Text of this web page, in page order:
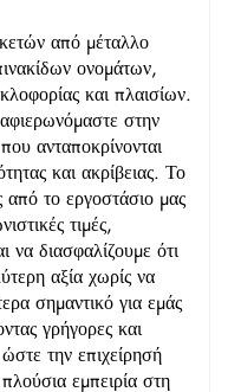
από μέταλλο
ονομάτων,
και πλαισίων.
στην
ανταποκρίνονται
και ακρίβειας. Το
το εργοστάσιο μας
τιμές,
να διασφαλίζουμε ότι
αξία χωρίς να
σημαντικό για εμάς
γρήγορες και
την επιχείρησή
εμπειρία στη